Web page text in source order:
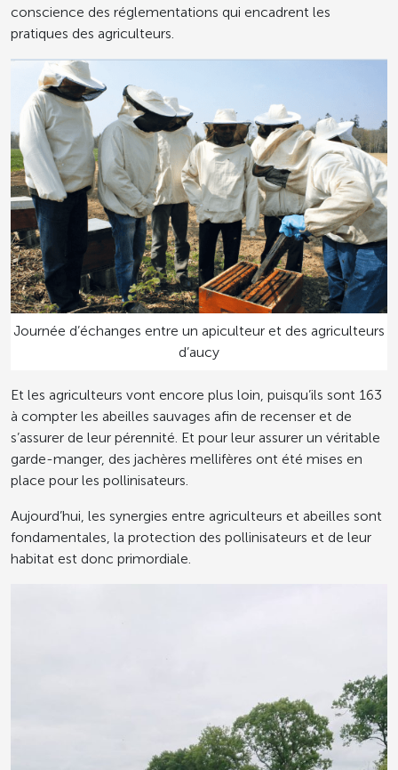
conscience des réglementations qui encadrent les
pratiques des agriculteurs.
Journée d’échanges entre un apiculteur et des agriculteurs
d’aucy
Et les agriculteurs vont encore plus loin, puisqu’ils sont 163
à compter les abeilles sauvages afin de recenser et de
s’assurer de leur pérennité. Et pour leur assurer un véritable
garde-manger, des jachères mellifères ont été mises en
place pour les pollinisateurs.
Aujourd’hui, les synergies entre agriculteurs et abeilles sont
fondamentales, la protection des pollinisateurs et de leur
habitat est donc primordiale.